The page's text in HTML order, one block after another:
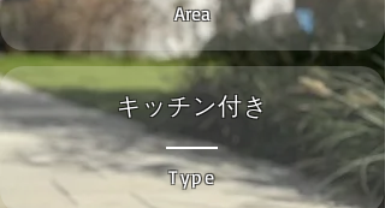
Area
キッチン付き
Type